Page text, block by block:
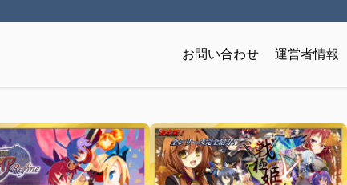
お問い合わせ 運営者情報